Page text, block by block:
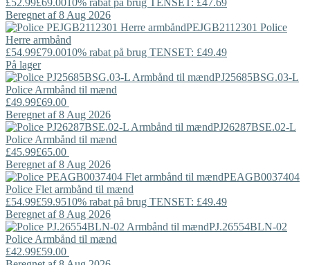
Beregnet af 8 Aug 2026
PEJGB2112301 Police
Herre armbånd
£54.99£79.0010% rabat på brug TENSET: £49.49
På lager
PJ25685BSG.03-L
Police Armbånd til mænd
£49.99£69.00
Beregnet af 8 Aug 2026
PJ26287BSE.02-L
Police Armbånd til mænd
£45.99£65.00
Beregnet af 8 Aug 2026
PEAGB0037404
Police Flet armbånd til mænd
£54.99£59.9510% rabat på brug TENSET: £49.49
Beregnet af 8 Aug 2026
PJ.26554BLN-02
Police Armbånd til mænd
£42.99£59.00